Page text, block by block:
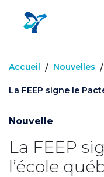
contenu
Accueil / Nouvelles /
La FEEP signe le
Nouvelle
La FEEP
l’école